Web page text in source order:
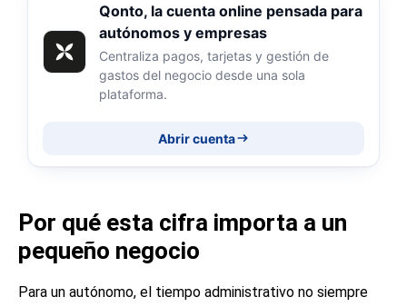
Qonto, la cuenta online pensada para
autónomos y empresas
Centraliza pagos, tarjetas y gestión de
gastos del negocio desde una sola
plataforma.
Abrir cuenta
Por qué esta cifra importa a un
pequeño negocio
Para un autónomo, el tiempo administrativo no siempre